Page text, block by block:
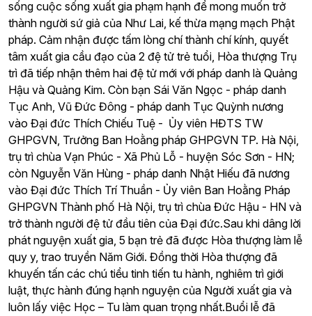
sống cuộc sống xuất gia phạm hạnh để mong muốn trở
thành người sứ giả của Như Lai, kế thừa mạng mạch Phật
pháp. Cảm nhận được tấm lòng chí thành chí kính, quyết
tâm xuất gia cầu đạo của 2 đệ tử trẻ tuổi, Hòa thượng Trụ
trì đã tiếp nhận thêm hai đệ tử mới với pháp danh là Quảng
Hậu và Quảng Kim. Còn bạn Sái Văn Ngọc - pháp danh
Tục Anh, Vũ Đức Đông - pháp danh Tục Quỳnh nương
vào Đại đức Thích Chiếu Tuệ - Ủy viên HĐTS TW
GHPGVN, Trưởng Ban Hoằng pháp GHPGVN TP. Hà Nội,
trụ trì chùa Vạn Phúc - Xã Phủ Lỗ - huyện Sóc Sơn - HN;
còn Nguyễn Văn Hùng - pháp danh Nhật Hiếu đã nương
vào Đại đức Thích Trí Thuần - Ủy viên Ban Hoằng Pháp
GHPGVN Thành phố Hà Nội, trụ trì chùa Đức Hậu - HN và
trở thành người đệ tử đầu tiên của Đại đức.Sau khi dâng lời
phát nguyện xuất gia, 5 bạn trẻ đã được Hòa thượng làm lễ
quy y, trao truyền Năm Giới. Đồng thời Hòa thượng đã
khuyến tấn các chú tiểu tinh tiến tu hành, nghiêm trì giới
luật, thực hành đúng hạnh nguyện của Người xuất gia và
luôn lấy việc Học – Tu làm quan trọng nhất.Buổi lễ đã